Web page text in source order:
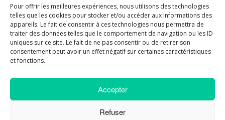
Pour offrir les meilleures expériences, nous utilisons des technologies
telles que les cookies pour stocker et/ou accéder aux informations des
appareils. Le fait de consentir à ces technologies nous permettra de
traiter des données telles que le comportement de navigation ou les ID
uniques sur ce site. Le fait de ne pas consentir ou de retirer son
consentement peut avoir un effet négatif sur certaines caractéristiques
et fonctions.
Accepter
Refuser
À propos
Questions fréquentes (FAQ)
Mission et pédagogie
©2018-2023 Université de Paix |
Web par UPSOURCE